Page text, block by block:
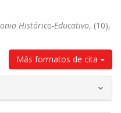
Histórico-Educativo, (10),
Más formatos de cita